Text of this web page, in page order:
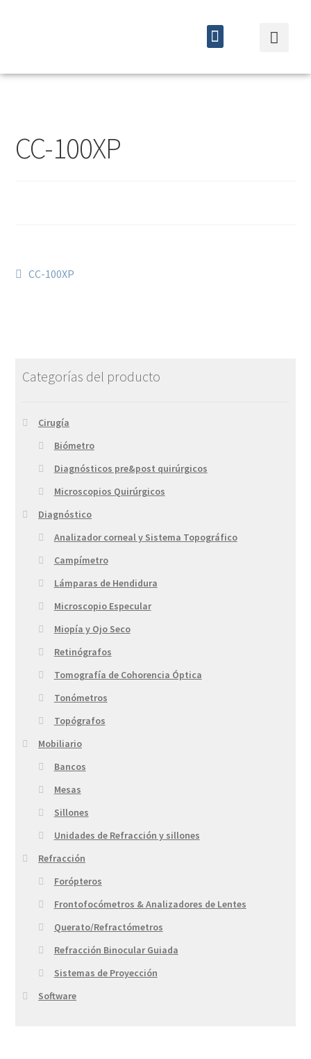
CC-100XP
CC-100XP
Categorías del producto
Cirugía
Biómetro
Diagnósticos pre&post quirúrgicos
Microscopios Quirúrgicos
Diagnóstico
Analizador corneal y Sistema Topográfico
Campímetro
Lámparas de Hendidura
Microscopio Especular
Miopía y Ojo Seco
Retinógrafos
Tomografía de Cohorencia Óptica
Tonómetros
Topógrafos
Mobiliario
Bancos
Mesas
Sillones
Unidades de Refracción y sillones
Refracción
Forópteros
Frontofocómetros & Analizadores de Lentes
Querato/Refractómetros
Refracción Binocular Guiada
Sistemas de Proyección
Software